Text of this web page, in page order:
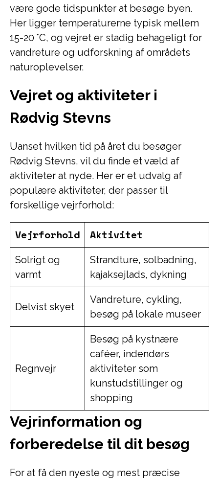
være gode tidspunkter at besøge byen.
Her ligger temperaturerne typisk mellem
15-20 °C, og vejret er stadig behageligt for
vandreture og udforskning af områdets
naturoplevelser.
Vejret og aktiviteter i
Rødvig Stevns
Uanset hvilken tid på året du besøger
Rødvig Stevns, vil du finde et væld af
aktiviteter at nyde. Her er et udvalg af
populære aktiviteter, der passer til
forskellige vejrforhold:
Vejrforhold Aktivitet
Solrigt og
varmt
Strandture, solbadning,
kajaksejlads, dykning
Delvist skyet
Vandreture, cykling,
besøg på lokale museer
Regnvejr
Besøg på kystnære
caféer, indendørs
aktiviteter som
kunstudstillinger og
shopping
Vejrinformation og
forberedelse til dit besøg
For at få den nyeste og mest præcise